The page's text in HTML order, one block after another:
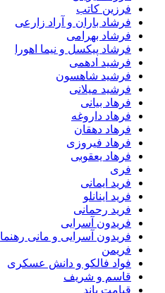
فرزین کاتب
فرشاد باران و آراد زارعی
فرشاد بهرامی
فرشاد پیکسل و نیما اهورا
فرشید ادهمی
فرشید شاهسون
فرشید میلانی
فرهاد بیانی
فرهاد داروغه
فرهاد دهقان
فرهاد فیروزی
فرهاد یعقوبی
فری
فرید ایمانی
فرید اینانلو
فرید رحمانی
فریدون آسرایی
فریدون آسرایی و مانی رهنما
فریمن
فواد فالکو و دانش عسکری
قاسم و شریف
قیامت باند